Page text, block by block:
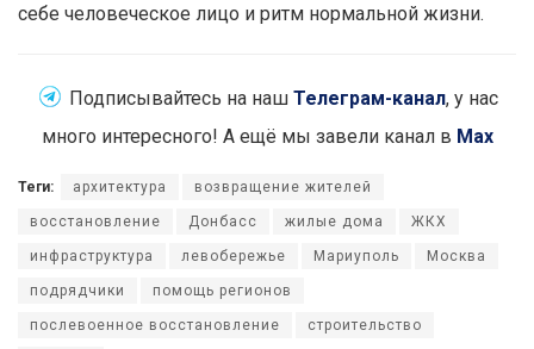
себе человеческое лицо и ритм нормальной жизни.
Подписывайтесь на наш Телеграм-канал, у нас
много интересного! А ещё мы завели канал в Max
Теги: архитектура возвращение жителей
восстановление Донбасс жилые дома ЖКХ
инфраструктура левобережье Мариуполь Москва
подрядчики помощь регионов
послевоенное восстановление строительство